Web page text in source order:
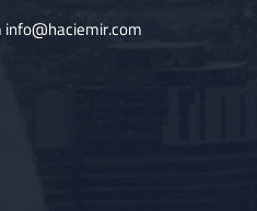
info@haciemir.com